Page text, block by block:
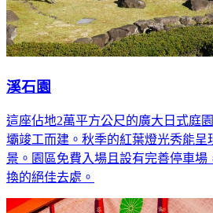
溪石園
這座佔地2萬平方公尺的廣大日式庭
壩竣工而建。秋季的紅葉燈光秀能呈
景。園區免費入場且設有完善停車場
換的絕佳去處。